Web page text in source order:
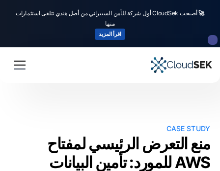
🚀
أصبحت CloudSek أول شركة للأمن السيبراني من أصل هندي تتلقى استثمارات
منها
اقرأ المزيد
CASE STUDY
منع التعرض الرئيسي لمفتاح
AWS للمورد: تأمين البيانات